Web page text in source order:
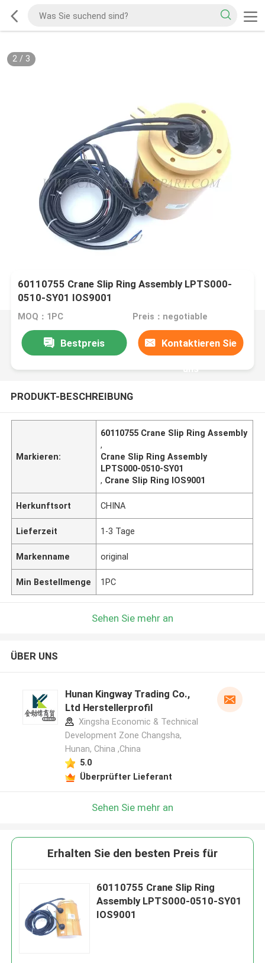
2/ 3
60110755 Crane Slip Ring Assembly LPTS000-
0510-SY01 IOS9001
MOQ：1PC Preis：negotiable
Bestpreis Kontaktieren Sie
uns
PRODUKT-BESCHREIBUNG
Markieren:
60110755 Crane Slip Ring Assembly
,
Crane Slip Ring Assembly
LPTS000-0510-SY01
, Crane Slip Ring IOS9001
Herkunftsort CHINA
Lieferzeit 1-3 Tage
Markenname original
Min Bestellmenge 1PC
Sehen Sie mehr an
ÜBER UNS
Hunan Kingway Trading Co.,
Ltd Herstellerprofil
Xingsha Economic & Technical
Development Zone Changsha,
Hunan, China ,China
5.0
Überprüfter Lieferant
Sehen Sie mehr an
Erhalten Sie den besten Preis für
60110755 Crane Slip Ring
Assembly LPTS000-0510-SY01
IOS9001